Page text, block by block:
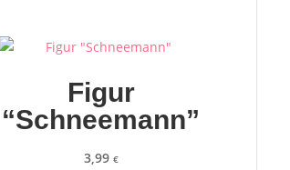
Figur
“Schneemann”
3,99 €